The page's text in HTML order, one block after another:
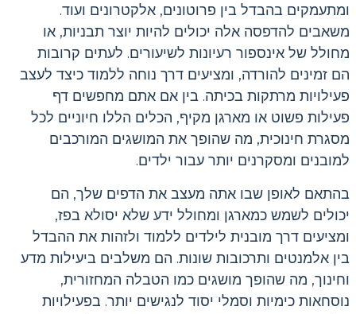
ומתעמקים בהבדל בין פרוטונים, אלקטרונים ועוד.
משאבים להדפסה אלה יכולים להיות יוצר תבניות, או
מחולל של אינספור רעיונות לשיעורים. לעתים קרובות
הם זמינים להורדה, ומציעים דרך נוחה ללמוד כיצד לעצב
פעילויות מרתקות בכיתה. בין אם אתם מחפשים דף
פעילות פשוט או מארגן מקיף, הכלים הללו חיוניים לכל
מסגרת חינוכית, מה שהופך את המושגים המורכבים
למובנים ומסקרנים יותר עבור ילדים.
בהתאם לאופן שבו אתה מעצב את הדפים שלך, הם
יכולים לשמש כמארגן ומחולל ידע שלא יסולא בפז,
ומציעים דרך מובנית לילדים ללמוד ולזהות את ההבדל
בין אלמנטים ותרכובות שונות. הם משלבים ביעילות מדע
וחינוך, מה שהופך מושגים כמו הטבלה המחזורית,
נוסחאות כימיות וסמלי יסוד לנגישים יותר. בפעילויות